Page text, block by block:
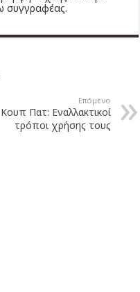
συγγραφέας.
Επόμενο
Κουπ Πατ: Εναλλακτικοί
τρόποι χρήσης τους